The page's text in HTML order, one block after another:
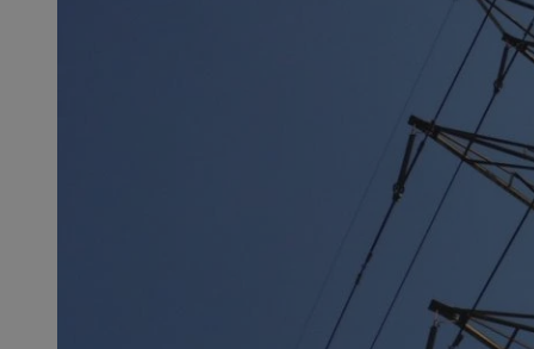
QeSessID
MvSessID
CookieScriptConsent